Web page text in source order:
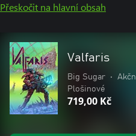
Přeskočit na hlavní obsah
Valfaris
Big Sugar •
Plošinové
719,00 Kč